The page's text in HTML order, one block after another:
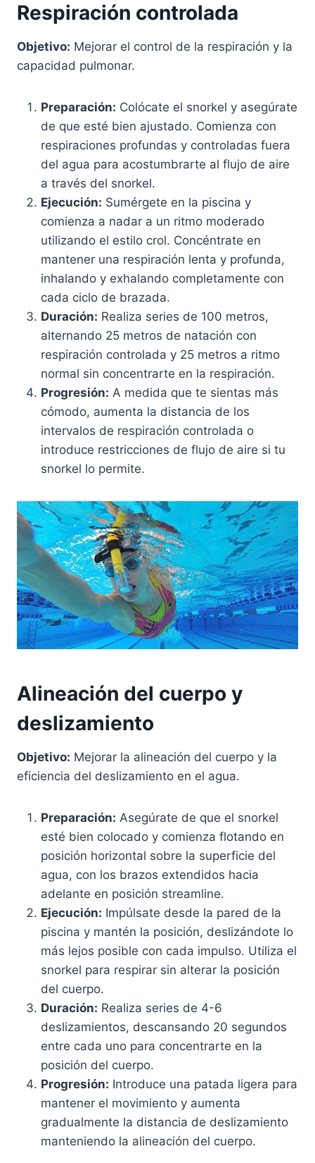
Respiración controlada
Objetivo: Mejorar el control de la respiración y la
capacidad pulmonar.
Preparación: Colócate el snorkel y asegúrate
de que esté bien ajustado. Comienza con
respiraciones profundas y controladas fuera
del agua para acostumbrarte al flujo de aire
a través del snorkel.
Ejecución: Sumérgete en la piscina y
comienza a nadar a un ritmo moderado
utilizando el estilo crol. Concéntrate en
mantener una respiración lenta y profunda,
inhalando y exhalando completamente con
cada ciclo de brazada.
Duración: Realiza series de 100 metros,
alternando 25 metros de natación con
respiración controlada y 25 metros a ritmo
normal sin concentrarte en la respiración.
Progresión: A medida que te sientas más
cómodo, aumenta la distancia de los
intervalos de respiración controlada o
introduce restricciones de flujo de aire si tu
snorkel lo permite.
Alineación del cuerpo y
deslizamiento
Objetivo: Mejorar la alineación del cuerpo y la
eficiencia del deslizamiento en el agua.
Preparación: Asegúrate de que el snorkel
esté bien colocado y comienza flotando en
posición horizontal sobre la superficie del
agua, con los brazos extendidos hacia
adelante en posición streamline.
Ejecución: Impúlsate desde la pared de la
piscina y mantén la posición, deslizándote lo
más lejos posible con cada impulso. Utiliza el
snorkel para respirar sin alterar la posición
del cuerpo.
Duración: Realiza series de 4-6
deslizamientos, descansando 20 segundos
entre cada uno para concentrarte en la
posición del cuerpo.
Progresión: Introduce una patada ligera para
mantener el movimiento y aumenta
gradualmente la distancia de deslizamiento
manteniendo la alineación del cuerpo.